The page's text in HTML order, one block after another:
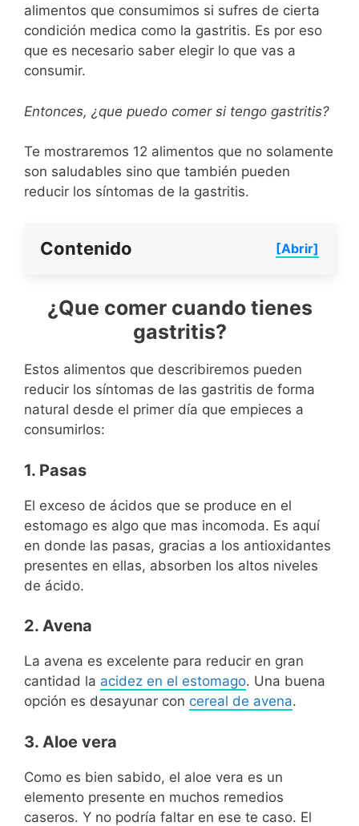
alimentos que consumimos si sufres de cierta
condición medica como la gastritis. Es por eso
que es necesario saber elegir lo que vas a
consumir.
Entonces, ¿que puedo comer si tengo gastritis?
Te mostraremos 12 alimentos que no solamente
son saludables sino que también pueden
reducir los síntomas de la gastritis.
Contenido [Abrir]
¿Que comer cuando tienes
gastritis?
Estos alimentos que describiremos pueden
reducir los síntomas de las gastritis de forma
natural desde el primer día que empieces a
consumirlos:
1. Pasas
El exceso de ácidos que se produce en el
estomago es algo que mas incomoda. Es aquí
en donde las pasas, gracias a los antioxidantes
presentes en ellas, absorben los altos niveles
de ácido.
2. Avena
La avena es excelente para reducir en gran
cantidad la acidez en el estomago. Una buena
opción es desayunar con cereal de avena.
3. Aloe vera
Como es bien sabido, el aloe vera es un
elemento presente en muchos remedios
caseros. Y no podría faltar en ese te caso. El